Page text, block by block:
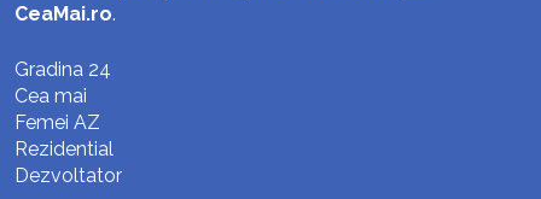
CeaMai.ro.
Gradina 24
Cea mai
Femei AZ
Rezidential
Dezvoltator